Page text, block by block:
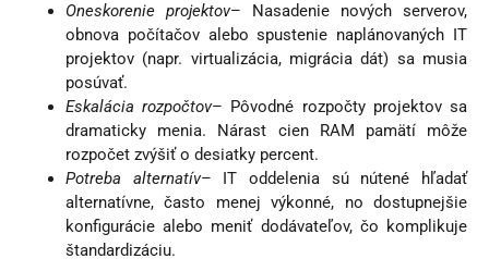
Oneskorenie projektov– Nasadenie nových serverov,
obnova počítačov alebo spustenie naplánovaných IT
projektov (napr. virtualizácia, migrácia dát) sa musia
posúvať.
Eskalácia rozpočtov– Pôvodné rozpočty projektov sa
dramaticky menia. Nárast cien RAM pamätí môže
rozpočet zvýšiť o desiatky percent.
Potreba alternatív– IT oddelenia sú nútené hľadať
alternatívne, často menej výkonné, no dostupnejšie
konfigurácie alebo meniť dodávateľov, čo komplikuje
štandardizáciu.